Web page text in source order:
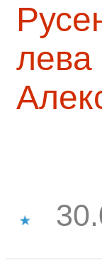
лева